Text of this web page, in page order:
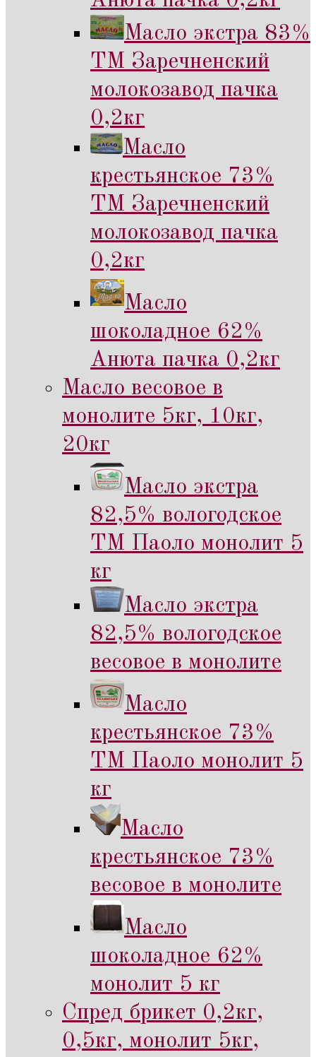
Масло экстра 83%
ТМ Заречненский
молокозавод пачка
0,2кг
Масло
крестьянское 73%
ТМ Заречненский
молокозавод пачка
0,2кг
Масло
шоколадное 62%
Анюта пачка 0,2кг
Масло весовое в
монолите 5кг, 10кг,
20кг
Масло экстра
82,5% вологодское
ТМ Паоло монолит 5
кг
Масло экстра
82,5% вологодское
весовое в монолите
Масло
крестьянское 73%
ТМ Паоло монолит 5
кг
Масло
крестьянское 73%
весовое в монолите
Масло
шоколадное 62%
монолит 5 кг
Спред брикет 0,2кг,
0,5кг, монолит 5кг,